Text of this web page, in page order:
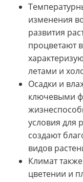
изменения
развития
процветают
летами и
Осадки и
ключевыми
условия для
создают
видов
Климат
цветении и